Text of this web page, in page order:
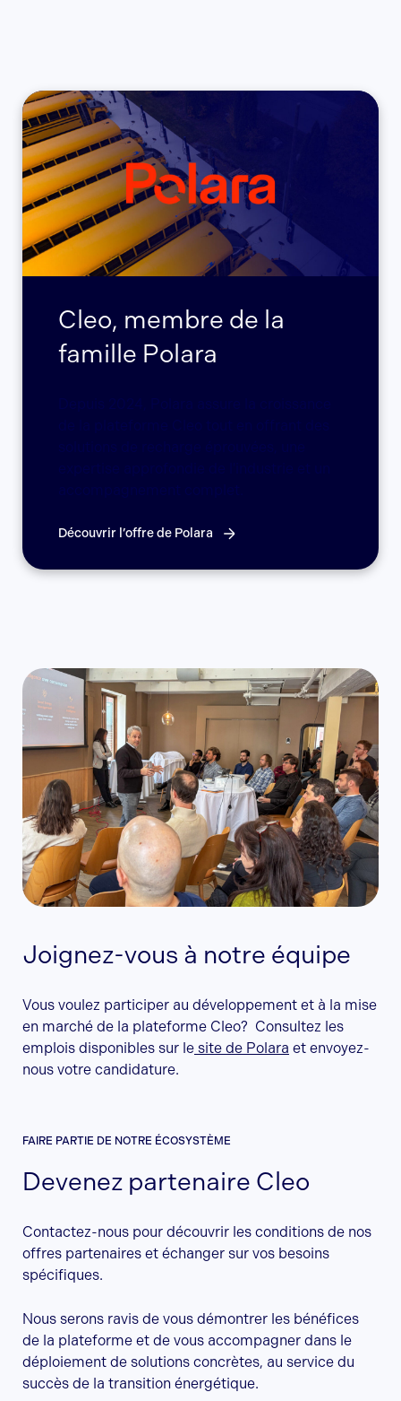
Cleo, membre de la
famille Polara
Découvrir l’offre de Polara
Joignez-vous à notre équipe
Vous voulez participer au développement et à la mise
en marché de la plateforme Cleo? Consultez les
emplois disponibles sur le site de Polara et envoyez-
nous votre candidature.
FAIRE PARTIE DE NOTRE ÉCOSYSTÈME
Devenez partenaire Cleo
Contactez-nous pour découvrir les conditions de nos
offres partenaires et échanger sur vos besoins
spécifiques.
Nous serons ravis de vous démontrer les bénéfices
de la plateforme et de vous accompagner dans le
déploiement de solutions concrètes, au service du
succès de la transition énergétique.